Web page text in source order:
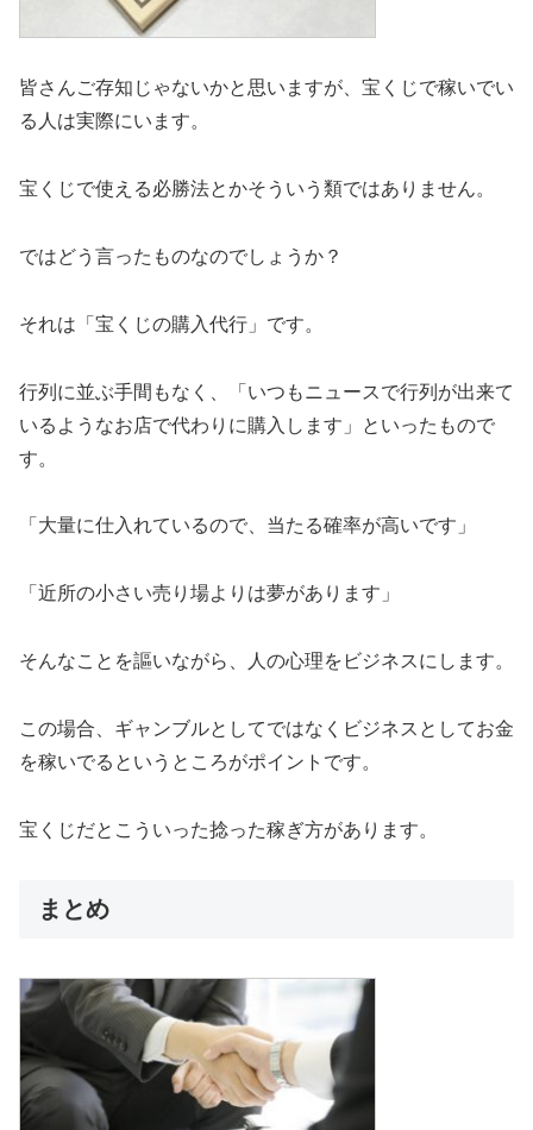
皆さんご存知じゃないかと思いますが、宝くじで稼いでい
る人は実際にいます。
宝くじで使える必勝法とかそういう類ではありません。
ではどう言ったものなのでしょうか？
それは「宝くじの購入代行」です。
行列に並ぶ手間もなく、「いつもニュースで行列が出来て
いるようなお店で代わりに購入します」といったもので
す。
「大量に仕入れているので、当たる確率が高いです」
「近所の小さい売り場よりは夢があります」
そんなことを謳いながら、人の心理をビジネスにします。
この場合、ギャンブルとしてではなくビジネスとしてお金
を稼いでるというところがポイントです。
宝くじだとこういった捻った稼ぎ方があります。
まとめ